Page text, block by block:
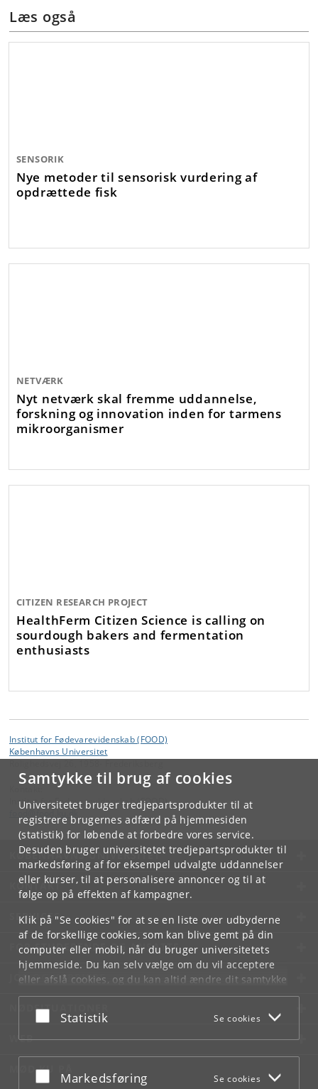
Samtykke til brug af cookies
Universitetet bruger tredjepartsprodukter til at
registrere brugernes adfærd på hjemmesiden
(statistik) for løbende at forbedre vores service.
Desuden bruger universitetet tredjepartsprodukter til
markedsføring af for eksempel udvalgte uddannelser
eller kurser, til at personalisere annoncer og til at
følge op på effekten af kampagner.
Klik på "Se cookies" for at se en liste over udbyderne
af de forskellige cookies, som kan blive gemt på din
computer eller mobil, når du bruger universitetets
hjemmeside. Du kan selv vælge om du vil acceptere
eller afslå cookies, og du kan altid ændre dit samtykke
underCookie- og privatlivspolitiksom du finder i
bunden af hver side.
Acceptér eller afslå
Statistik Se cookies
Acceptér eller afslå
Markedsføring Se cookies
Læs også
SENSORIK
Nye metoder til sensorisk vurdering af
opdrættede fisk
NETVÆRK
Nyt netværk skal fremme uddannelse,
forskning og innovation inden for tarmens
mikroorganismer
CITIZEN RESEARCH PROJECT
HealthFerm Citizen Science is calling on
sourdough bakers and fermentation
enthusiasts
Institut for Fødevarevidenskab (FOOD)
Københavns Universitet
Institut for Fødevarevidenskab (FOOD)
KØBENHAVNS UNIVERSITET
KONTAKT
SERVICES
FOR STUDERENDE OG ANSATTE
JOB OG KARRIERE
NØDSITUATIONER
WEB
MØD KU PÅ